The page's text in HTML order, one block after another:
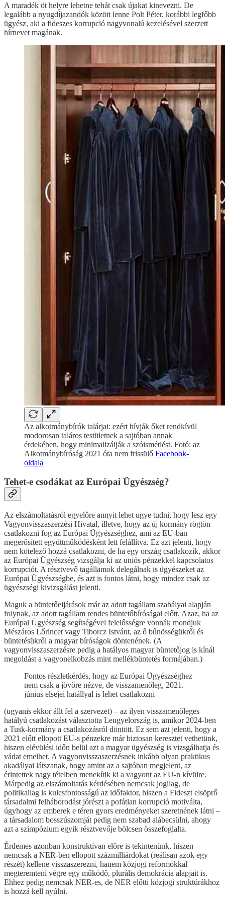
A maradék öt helyre lehetne tehát csak újakat kinevezni. De
legalább a nyugdíjazandók között lenne Polt Péter, korábbi legfőbb
ügyész, aki a fideszes korrupció nagyvonalú kezelésével szerzett
hírnevet magának.
Az alkotmánybírók talárjai: ezért hívják őket rendkívül
modorosan taláros testületnek a sajtóban annak
érdekében, hogy minimalizálják a szóismétlést. Fotó: az
Alkotmánybíróság 2021 óta nem frissülő Facebook-
oldala
Tehet-e csodákat az Európai Ügyészség?
Az elszámoltatásról egyelőre annyit lehet ugye tudni, hogy lesz egy
Vagyonvisszaszerzési Hivatal, illetve, hogy az új kormány rögtön
csatlakozni fog az Európai Ügyészséghez, ami az EU-ban
megerősített együttműködésként lett felállítva. Ez azt jelenti, hogy
nem kötelező hozzá csatlakozni, de ha egy ország csatlakozik, akkor
az Európai Ügyészség vizsgálja ki az uniós pénzekkel kapcsolatos
korrupciót. A résztvevő tagállamok delegálnak is ügyészeket az
Európai Ügyészségbe, és azt is fontos látni, hogy mindez csak az
ügyészségi kivizsgálást jelenti.
Maguk a büntetőeljárások már az adott tagállam szabályai alapján
folynak, az adott tagállam rendes büntetőbíróságai előtt. Azaz, ha az
Európai Ügyészség segítségével felelősségre vonnák mondjuk
Mészáros Lőrincet vagy Tiborcz Istvánt, az ő bűnösségükről és
büntetésükről a magyar bíróságok döntenének. (A
vagyonvisszaszerzésre pedig a hatályos magyar büntetőjog is kínál
megoldást a vagyonelkobzás mint mellékbüntetés formájában.)
Fontos részletkérdés, hogy az Európai Ügyészséghez
nem csak a jövőre nézve, de visszamenőleg, 2021.
június elsejei hatállyal is lehet csatlakozni
(ugyanis ekkor állt fel a szervezet) – az ilyen visszamenőleges
hatályú csatlakozást választotta Lengyelország is, amikor 2024-ben
a Tusk-kormány a csatlakozásról döntött. Ez sem azt jelenti, hogy a
2021 előtt ellopott EU-s pénzekre már biztosan keresztet vethetünk,
hiszen elévülési időn belül azt a magyar ügyészség is vizsgálhatja és
vádat emelhet. A vagyonvisszaszerzésnek inkább olyan praktikus
akadályai látszanak, hogy amint az a sajtóban megjelent, az
érintettek nagy tételben menekítik ki a vagyont az EU-n kívülre.
Márpedig az elszámoltatás kérdésében nemcsak jogilag, de
politikailag is kulcsfontosságú az időfaktor, hiszen a Fideszt elsöprő
társadalmi felháborodást jórészt a pofátlan korrupció motiválta,
úgyhogy az emberek e téren gyors eredményeket szeretnének látni –
a társadalom bosszúszomját pedig nem szabad alábecsülni, ahogy
azt a szimpózium egyik résztvevője bölcsen összefoglalta.
Érdemes azonban konstruktívan előre is tekintenünk, hiszen
nemcsak a NER-ben ellopott százmilliárdokat (reálisan azok egy
részét) kellene visszaszerezni, hanem közjogi reformokkal
megteremteni végre egy működő, plurális demokrácia alapjait is.
Ehhez pedig nemcsak NER-es, de NER előtti közjogi struktúrákhoz
is hozzá kell nyúlni.